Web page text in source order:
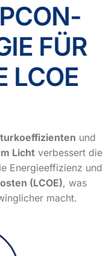
FÜR
LCOE
und
Lichtverbessert die
Energieeffizienz und
(LCOE), was
macht.